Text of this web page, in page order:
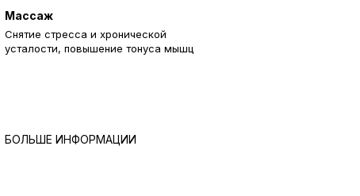
Массаж
Снятие стресса и хронической
усталости, повышение тонуса мышц
БОЛЬШЕ ИНФОРМАЦИИ